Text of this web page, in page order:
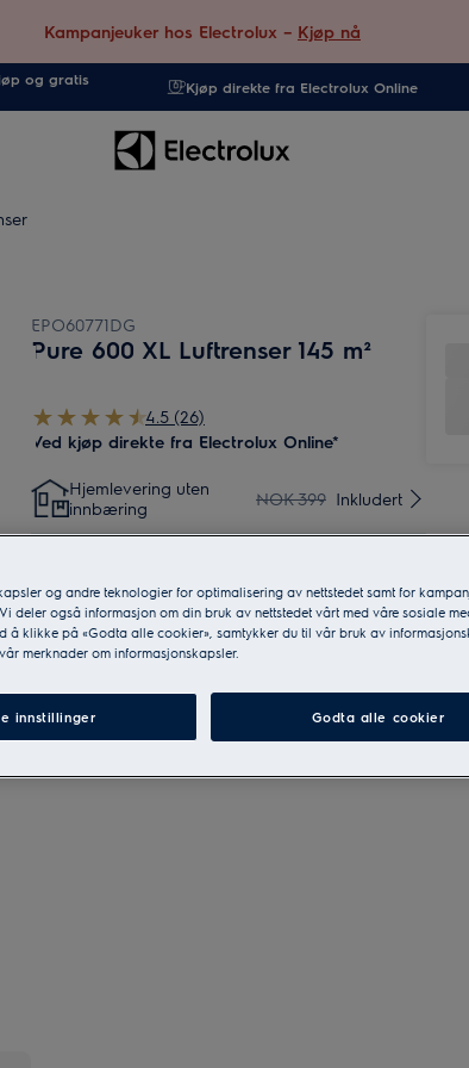
Kampanjeuker hos Electrolux – Kjøp nå
og gratis
Kjøp direkte fra Electrolux Online
EPO60771DG
Pure 600 XL Luftrenser 145 m²
4.5 (26)
Ved kjøp direkte fra Electrolux Online*
Hjemlevering uten
innbæring
NOK 399 Inkludert
30 dagers åpent kjøp og gratis
returnering
Inkludert
Hver service kan ha lokale begrensninger. Les mer ved
å klikke på den enkelte servicen.
og andre teknologier for optimalisering av nettstedet samt for
deler også informasjon om din bruk av nettstedet vårt med våre sosiale
å klikke på «Godta alle cookier», samtykker du til vår bruk av
merknader om informasjonskapsler.
innstillinger Godta alle cookier